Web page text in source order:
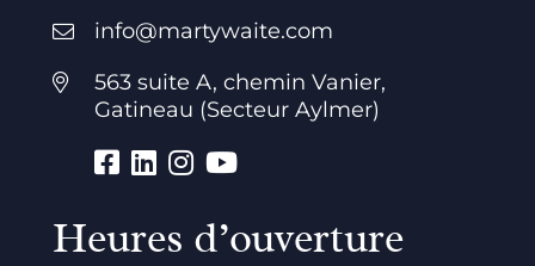
info@martywaite.com
563 suite A, chemin Vanier,
Gatineau (Secteur Aylmer)
Heures d’ouverture